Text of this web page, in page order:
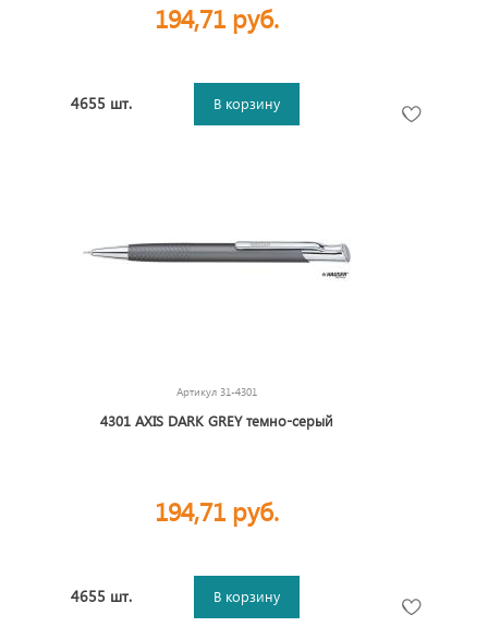
194,71 руб.
4655 шт. В корзину
Артикул 31-4301
4301 AXIS DARK GREY темно-серый
194,71 руб.
4655 шт. В корзину